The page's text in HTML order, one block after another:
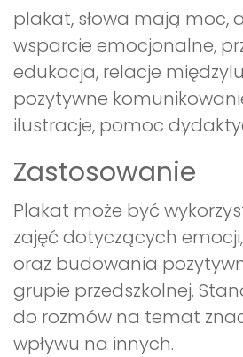
plakat, słowa mają moc,
wsparcie emocjonalne,
edukacja, relacje
pozytywne
ilustracje, pomoc
Zastosowanie
Plakat może być
zajęć dotyczących
oraz budowania
grupie przedszkolnej.
do rozmów na temat
wpływu na innych.